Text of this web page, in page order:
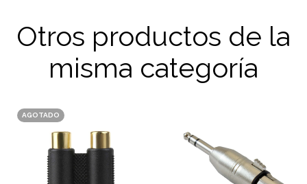
Otros productos de la
misma categoría
AGOTADO